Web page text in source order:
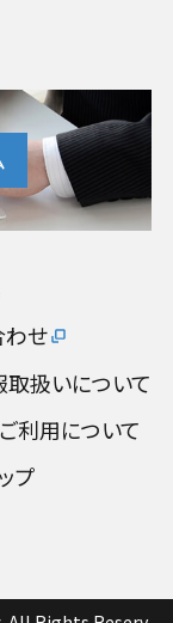
わせ
扱いについて
利用について
プ